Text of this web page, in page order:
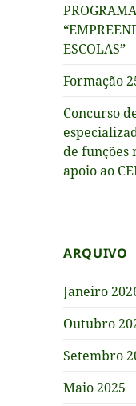
ESCOLAS”
Formação
Concurso
de funções
apoio ao
ARQUIVO
Janeiro
Outubro
Setembro
Maio 2025